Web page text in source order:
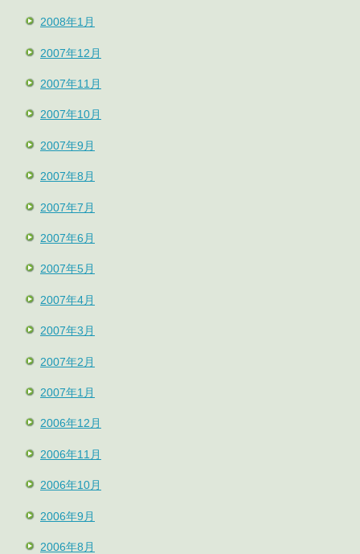
2008年1月
2007年12月
2007年11月
2007年10月
2007年9月
2007年8月
2007年7月
2007年6月
2007年5月
2007年4月
2007年3月
2007年2月
2007年1月
2006年12月
2006年11月
2006年10月
2006年9月
2006年8月